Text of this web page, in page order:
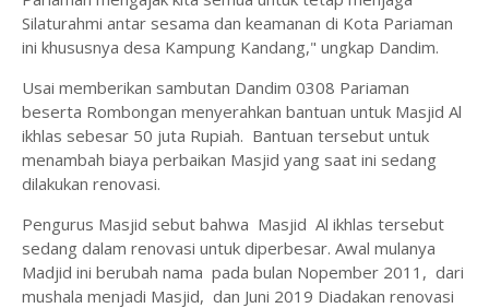
Silaturahmi antar sesama dan keamanan di Kota Pariaman
ini khususnya desa Kampung Kandang," ungkap Dandim.
Usai memberikan sambutan Dandim 0308 Pariaman
beserta Rombongan menyerahkan bantuan untuk Masjid Al
ikhlas sebesar 50 juta Rupiah. Bantuan tersebut untuk
menambah biaya perbaikan Masjid yang saat ini sedang
dilakukan renovasi.
Pengurus Masjid sebut bahwa Masjid Al ikhlas tersebut
sedang dalam renovasi untuk diperbesar. Awal mulanya
Madjid ini berubah nama pada bulan Nopember 2011, dari
mushala menjadi Masjid, dan Juni 2019 Diadakan renovasi